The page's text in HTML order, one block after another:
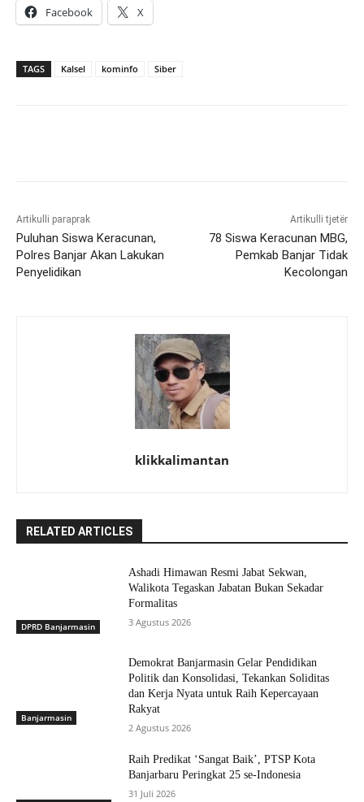
Facebook X
TAGS Kalsel kominfo Siber
Artikulli paraprak
Puluhan Siswa Keracunan,
Polres Banjar Akan Lakukan
Penyelidikan
Artikulli tjetër
78 Siswa Keracunan MBG,
Pemkab Banjar Tidak
Kecolongan
klikkalimantan
RELATED ARTICLES
DPRD Banjarmasin
Ashadi Himawan Resmi Jabat Sekwan,
Walikota Tegaskan Jabatan Bukan Sekadar
Formalitas
3 Agustus 2026
Banjarmasin
Demokrat Banjarmasin Gelar Pendidikan
Politik dan Konsolidasi, Tekankan Soliditas
dan Kerja Nyata untuk Raih Kepercayaan
Rakyat
2 Agustus 2026
Raih Predikat ‘Sangat Baik’, PTSP Kota
Banjarbaru Peringkat 25 se-Indonesia
31 Juli 2026